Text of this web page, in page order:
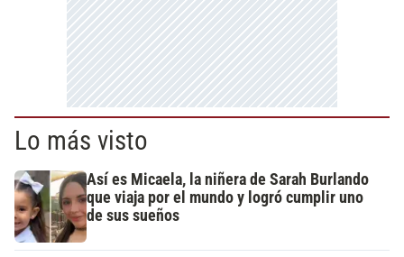
Lo más visto
Así es Micaela, la niñera de Sarah Burlando
que viaja por el mundo y logró cumplir uno
de sus sueños